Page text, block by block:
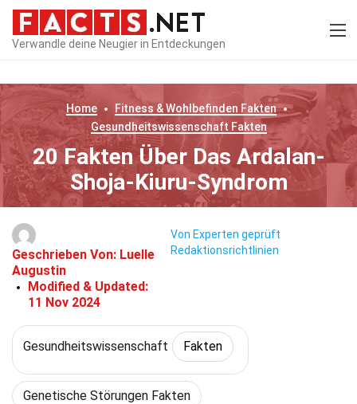
Verwandle deine Neugier in Entdeckungen
Home Fitness & Wohlbefinden Fakten
Gesundheitswissenschaft Fakten
20 Fakten Über Das Ardalan-
Shoja-Kiuru-Syndrom
Geschrieben Von: Luelle
Augustin
Modified & Updated:
11 Nov 2024
Von Experten geprüft
Redaktionsrichtlinien
Gesundheitswissenschaft Fakten
Genetische Störungen Fakten